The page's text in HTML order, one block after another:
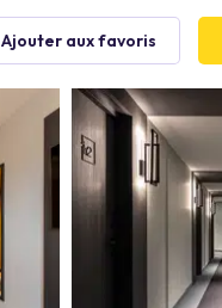
Ajouter aux favoris